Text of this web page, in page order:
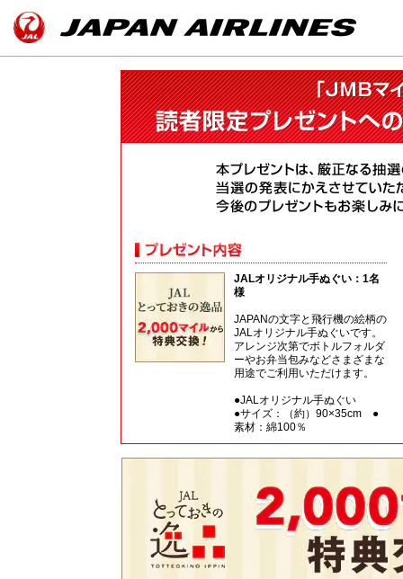
JALオリジナル手ぬぐい：1名
様
JAPANの文字と飛行機の絵柄の
JALオリジナル手ぬぐいです。
アレンジ次第でボトルフォルダ
ーやお弁当包みなどさまざまな
用途でご利用いただけます。
●JALオリジナル手ぬぐい
●サイズ：（約）90×35cm ●
素材：綿100％